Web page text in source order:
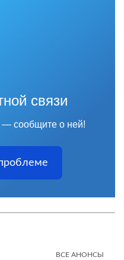
связи
— сообщите о ней!
ВСЕ АНОНСЫ